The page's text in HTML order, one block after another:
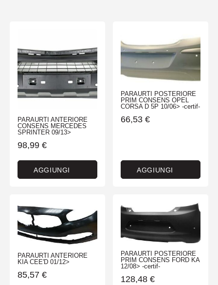
PARAURTI ANTERIORE
CONSENS MERCEDES
SPRINTER 09/13>
98,99 €
AGGIUNGI
PARAURTI POSTERIORE
PRIM CONSENS OPEL
CORSA D 5P 10/06> -certif-
66,53 €
AGGIUNGI
PARAURTI ANTERIORE
KIA CEE'D 01/12>
85,57 €
PARAURTI POSTERIORE
PRIM CONSENS FORD KA
12/08> -certif-
128,48 €